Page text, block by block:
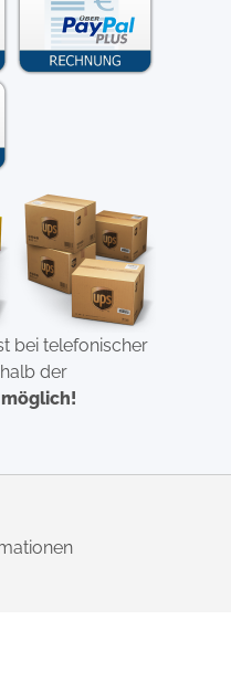
bei telefonischer
der
möglich!